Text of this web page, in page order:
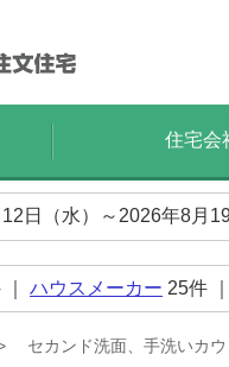
住宅会
日（水）～2026年8月
ハウスメーカー 25件
セカンド洗面、手洗いカ